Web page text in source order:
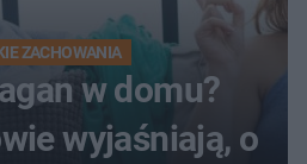
ZACHOWANIA
w domu?
wyjaśniają, o